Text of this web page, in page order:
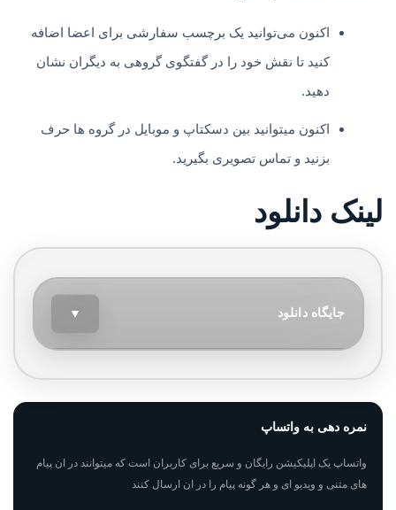
اکنون می‌توانید یک برچسب سفارشی برای اعضا اضافه
کنید تا نقش خود را در گفتگوی گروهی به دیگران نشان
دهید.
اکنون میتوانید بین دسکتاپ و موبایل در گروه ها حرف
بزنید و تماس تصویری بگیرید.
لینک دانلود
جایگاه دانلود ▼
نمره دهی به واتساپ
واتساپ یک اپلیکیشن رایگان و سریع برای کاربران است که میتوانند در ان پیام
های متنی و ویدیو ای و هر گونه پیام را در ان ارسال کنند